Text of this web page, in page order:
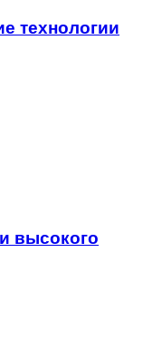
технологии
высокого